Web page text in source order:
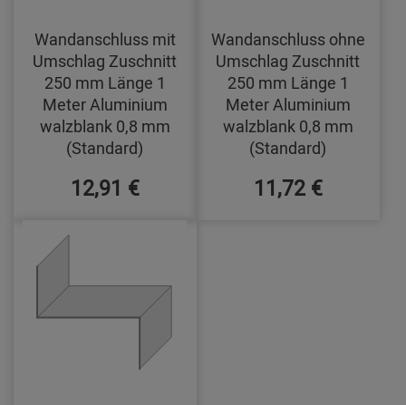
Wandanschluss mit
Umschlag Zuschnitt
250 mm Länge 1
Meter Aluminium
walzblank 0,8 mm
(Standard)
12,91 €
Wandanschluss ohne
Umschlag Zuschnitt
250 mm Länge 1
Meter Aluminium
walzblank 0,8 mm
(Standard)
11,72 €